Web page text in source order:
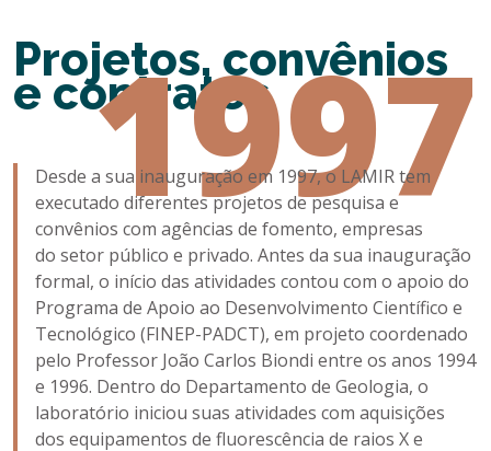
Projetos, convênios
e contratos
1997
Desde a sua inauguração em 1997, o LAMIR tem
executado diferentes projetos de pesquisa e
convênios com agências de fomento, empresas
do setor público e privado. Antes da sua inauguração
formal, o início das atividades contou com o apoio do
Programa de Apoio ao Desenvolvimento Científico e
Tecnológico (FINEP-PADCT), em projeto coordenado
pelo Professor João Carlos Biondi entre os anos 1994
e 1996. Dentro do Departamento de Geologia, o
laboratório iniciou suas atividades com aquisições
dos equipamentos de fluorescência de raios X e